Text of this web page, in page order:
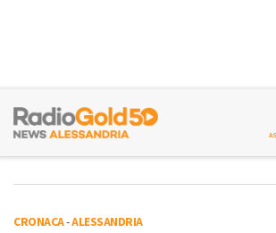
CRONACA-ALESSANDRIA